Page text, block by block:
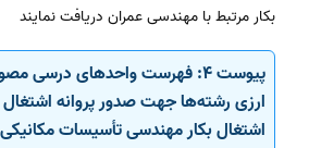
بکار مرتبط با مهندسی عمران دریافت نمایند
پیوست 4: فهرست واحدهای
ارزی رشته‌ها جهت صدور پروانه اشتغال
اشتغال بکار مهندسی تأسیسات مکانیکی